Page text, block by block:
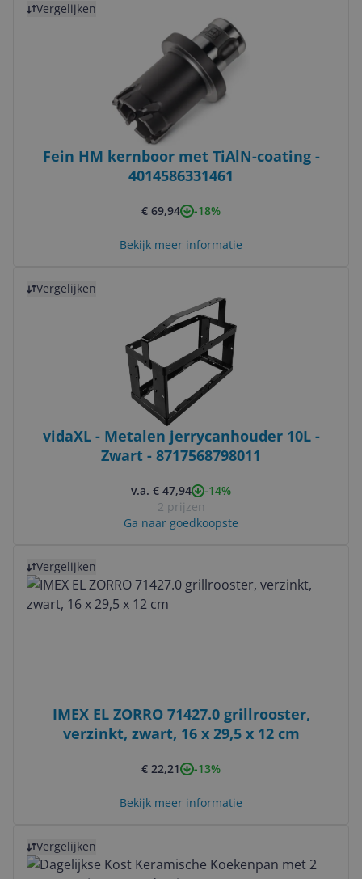
Vergelijken
Fein HM kernboor met TiAlN-coating -
4014586331461
€ 69,94 -18%
Bekijk meer informatie
Vergelijken
vidaXL - Metalen jerrycanhouder 10L -
Zwart - 8717568798011
v.a. € 47,94
-14%
2 prijzen
Ga naar goedkoopste
Vergelijken
IMEX EL ZORRO 71427.0 grillrooster,
verzinkt, zwart, 16 x 29,5 x 12 cm
€ 22,21 -13%
Bekijk meer informatie
Vergelijken